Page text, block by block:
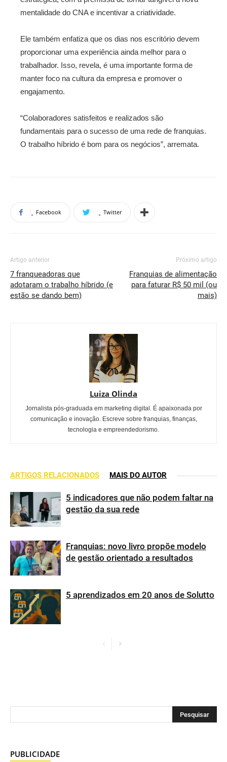
mentalidade do CNA e incentivar a criatividade.
Ele também enfatiza que os dias nos escritório devem
proporcionar uma experiência ainda melhor para o
trabalhador. Isso, revela, é uma importante forma de
manter foco na cultura da empresa e promover o
engajamento.
“Colaboradores satisfeitos e realizados são
fundamentais para o sucesso de uma rede de franquias.
O trabalho híbrido é bom para os negócios”, arremata.
Facebook Twitter
Artigo anterior
7 franqueadoras que
adotaram o trabalho híbrido (e
estão se dando bem)
Próximo artigo
Franquias de alimentação
para faturar R$ 50 mil (ou
mais)
Luiza Olinda
Jornalista pós-graduada em marketing digital. É apaixonada por
comunicação e inovação. Escreve sobre franquias, finanças,
tecnologia e empreendedorismo.
ARTIGOS RELACIONADOS MAIS DO AUTOR
5 indicadores que não podem faltar na
gestão da sua rede
Franquias: novo livro propõe modelo
de gestão orientado a resultados
5 aprendizados em 20 anos de Solutto
PUBLICIDADE